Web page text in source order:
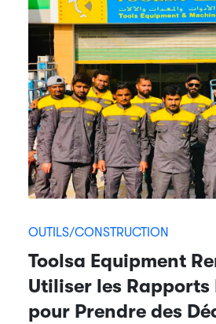
OUTILS/CONSTRUCTION
Toolsa Equipment
Utiliser les Rapports
pour Prendre des